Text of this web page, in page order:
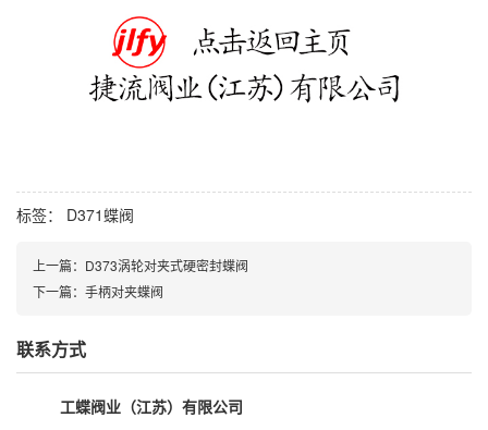
标签： D371蝶阀
上一篇： D373涡轮对夹式硬密封蝶阀
下一篇： 手柄对夹蝶阀
联系方式
工蝶阀业（江苏）有限公司